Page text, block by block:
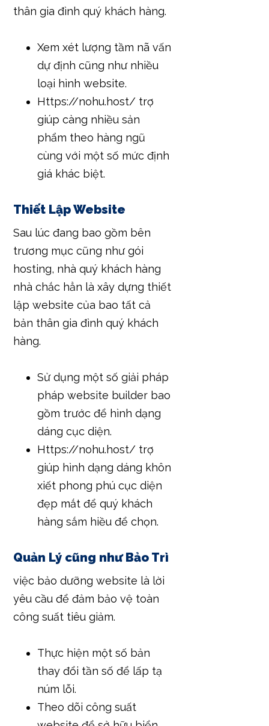
thân gia đình quý khách hàng.
Xem xét lượng tầm nã vấn
dự định cũng như nhiều
loại hình website.
Https://nohu.host/ trợ
giúp càng nhiều sản
phẩm theo hàng ngũ
cùng với một số mức định
giá khác biệt.
Thiết Lập Website
Sau lúc đang bao gồm bên
trương mục cũng như gói
hosting, nhà quý khách hàng
nhà chắc hẳn là xây dựng thiết
lập website của bao tất cả
bản thân gia đình quý khách
hàng.
Sử dụng một số giải pháp
pháp website builder bao
gồm trước để hình dạng
dáng cục diện.
Https://nohu.host/ trợ
giúp hình dạng dáng khôn
xiết phong phú cục diện
đẹp mắt để quý khách
hàng sắm hiều để chọn.
Quản Lý cũng như Bảo Trì
việc bảo dưỡng website là lời
yêu cầu để đảm bảo vệ toàn
công suất tiêu giảm.
Thực hiện một số bản
thay đổi tần số để lấp tạ
núm lỗi.
Theo dõi công suất